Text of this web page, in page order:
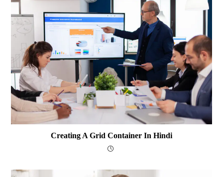
Creating A Grid Container In Hindi